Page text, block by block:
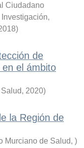
Ciudadano
)
de
el ámbito
, 2020)
la Región de
Murciano de Salud, )